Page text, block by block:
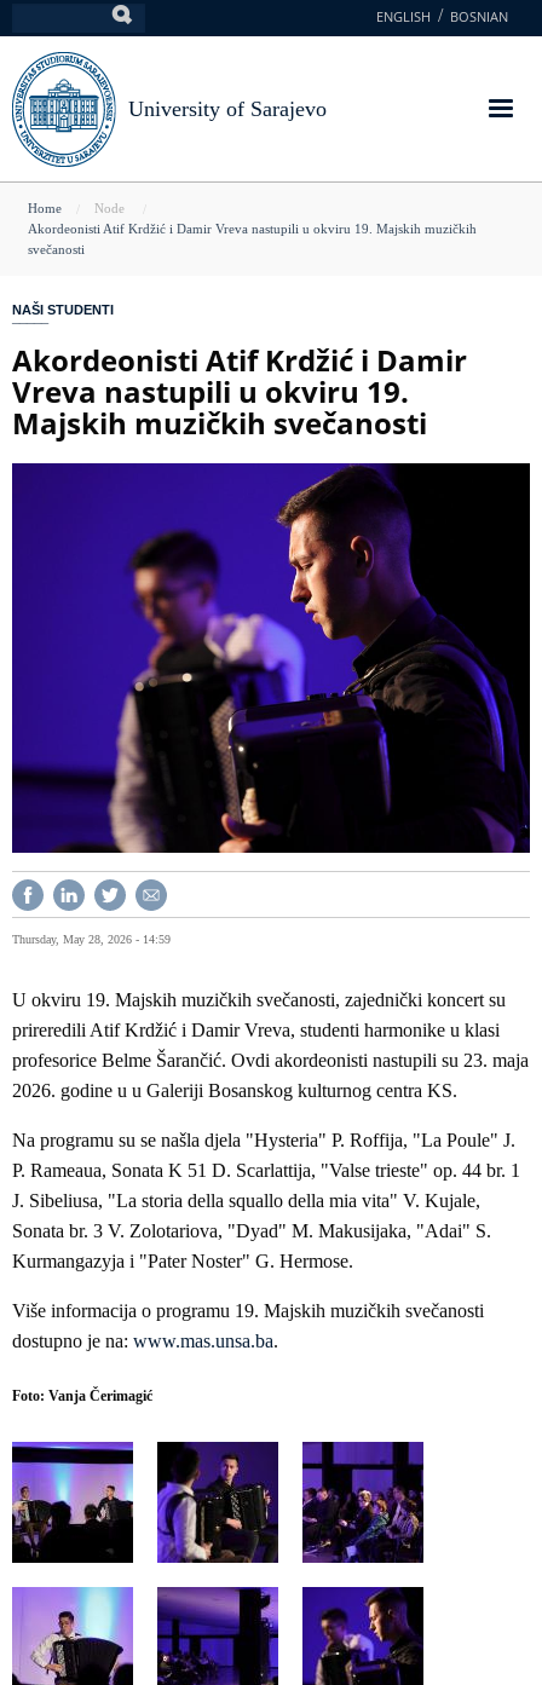
to
main
content
ENGLISH BOSNIAN
University of Sarajevo
You
are
Home
Node
Akordeonisti Atif Krdžić i Damir Vreva nastupili u okviru 19. Majskih muzičkih
svečanosti
NAŠI STUDENTI
Akordeonisti Atif Krdžić i Damir
Vreva nastupili u okviru 19.
Majskih muzičkih svečanosti
Thursday, May 28, 2026 - 14:59
U okviru 19. Majskih muzičkih svečanosti, zajednički koncert su
prireredili Atif Krdžić i Damir Vreva, studenti harmonike u klasi
profesorice Belme Šarančić. Ovdi akordeonisti nastupili su 23. maja
2026. godine u u Galeriji Bosanskog kulturnog centra KS.
Na programu su se našla djela "Hysteria" P. Roffija, "La Poule" J.
P. Rameaua, Sonata K 51 D. Scarlattija, "Valse trieste" op. 44 br. 1
J. Sibeliusa, "La storia della squallo della mia vita" V. Kujale,
Sonata br. 3 V. Zolotariova, "Dyad" M. Makusijaka, "Adai" S.
Kurmangazyja i "Pater Noster" G. Hermose.
Više informacija o programu 19. Majskih muzičkih svečanosti
dostupno je na: www.mas.unsa.ba.
Foto: Vanja Čerimagić